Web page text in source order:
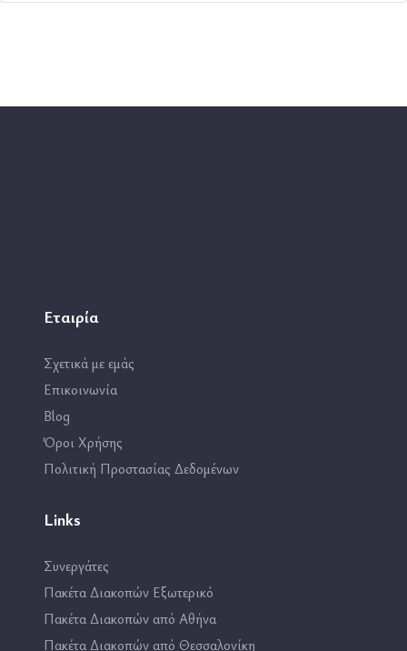
Εταιρία
Σχετικά με εμάς
Επικοινωνία
Blog
Όροι Χρήσης
Πολιτική Προστασίας Δεδομένων
Links
Συνεργάτες
Πακέτα Διακοπών Εξωτερικό
Πακέτα Διακοπών από Αθήνα
Πακέτα Διακοπών από Θεσσαλονίκη